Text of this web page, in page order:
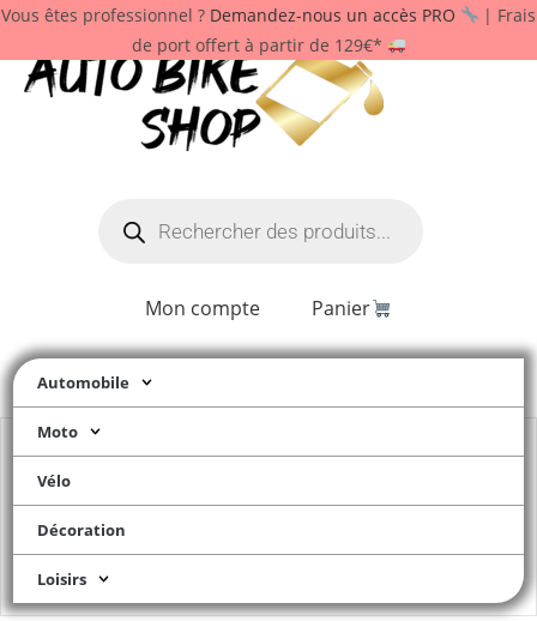
Vous êtes professionnel ? Demandez-nous un accès PRO
| Frais
de port offert à partir de 129€*
Mon compte Panier
Automobile
Moto
Vélo
Décoration
Loisirs